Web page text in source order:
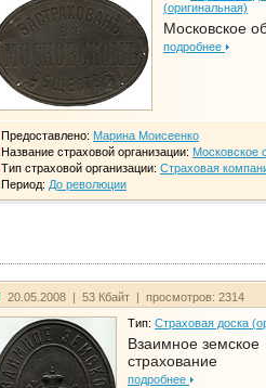
(оригинальная)
Московское
подробнее
Предоставлено: Марина Моисеенко
Название страховой организации: Московское
Тип страховой организации: Страховая
Период: До революции
20.05.2008 | 53 Кбайт | просмотров: 2314
Тип: Страховая доска
Взаимное земское
страхование
подробнее